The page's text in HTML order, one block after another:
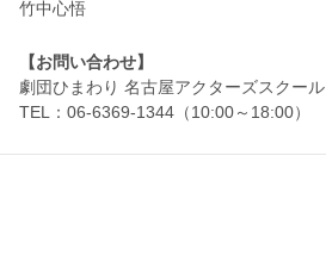
竹中心悟
【お問い合わせ】
劇団ひまわり 名古屋アクターズスクール
TEL：06-6369-1344（10:00～18:00）